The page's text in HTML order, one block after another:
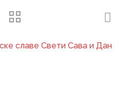
славе Свети Сава и Дан